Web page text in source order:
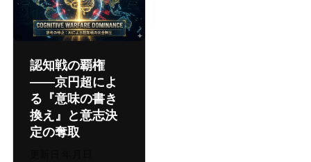
認知戦の覇権
―― 1.4京円超によ
る『意味の書き
換え』と意志決
定の奪取